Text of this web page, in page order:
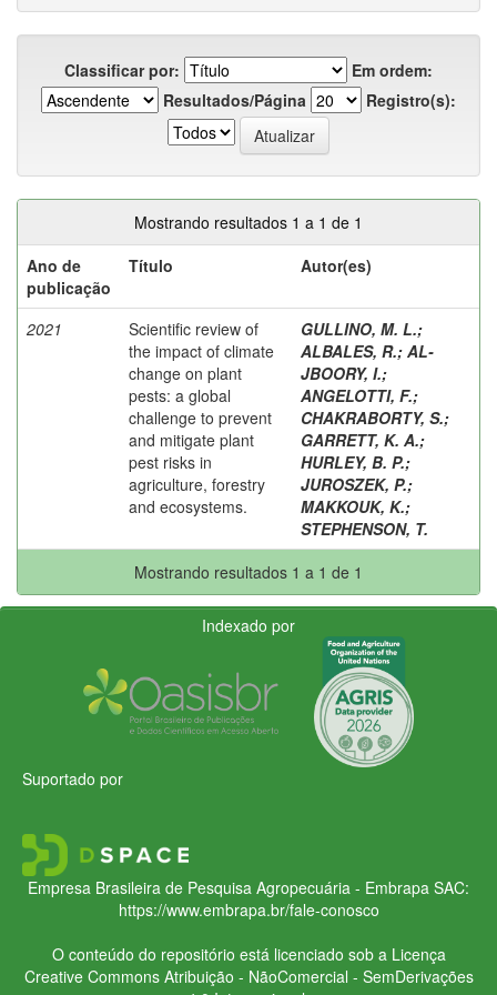
Classificar por:
Em ordem:
Resultados/Página
Registro(s):
Mostrando resultados 1 a 1 de 1
Ano de
publicação
Título Autor(es)
2021
Scientific review of
the impact of climate
change on plant
pests: a global
challenge to prevent
and mitigate plant
pest risks in
agriculture, forestry
and ecosystems.
GULLINO, M. L.;
ALBALES, R.; AL-
JBOORY, I.;
ANGELOTTI, F.;
CHAKRABORTY, S.;
GARRETT, K. A.;
HURLEY, B. P.;
JUROSZEK, P.;
MAKKOUK, K.;
STEPHENSON, T.
Mostrando resultados 1 a 1 de 1
Indexado por
Suportado por
Empresa Brasileira de Pesquisa Agropecuária - Embrapa SAC:
https://www.embrapa.br/fale-conosco
O conteúdo do repositório está licenciado sob a Licença
Creative CommonsAtribuição - NãoComercial - SemDerivações